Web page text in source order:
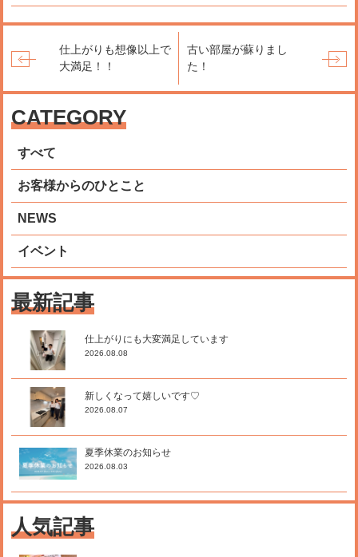
仕上がりも想像以上で
大満足！！
古い部屋が蘇りまし
た！
CATEGORY
すべて
お客様からのひとこと
NEWS
イベント
最新記事
仕上がりにも大変満足しています
2026.08.08
新しくなって嬉しいです♡
2026.08.07
夏季休業のお知らせ
2026.08.03
人気記事